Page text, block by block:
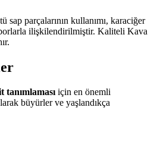
sap parçalarının kullanımı, karaciğer
ilişkilendirilmiştir. Kaliteli Kava
tanımlamasıiçin en önemli
büyürler ve yaşlandıkça